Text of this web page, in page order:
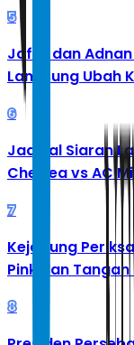
5
Jafar dan Adnan
Langsung Ubah
6
Jadwal Siaran
Chelsea vs AC
7
Kejagung
Pink dan
8